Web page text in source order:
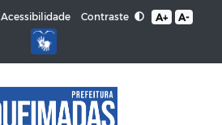
Acessibilidade Contraste A+ A-